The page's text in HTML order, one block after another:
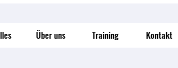
Über uns Training Kontakt